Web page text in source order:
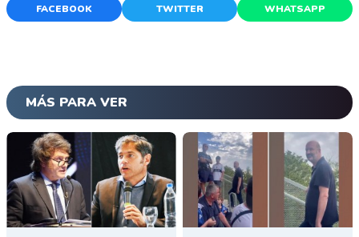
FACEBOOK TWITTER WHATSAPP
MÁS PARA VER